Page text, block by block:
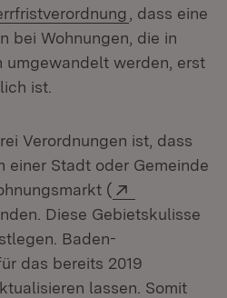
(Öffnet in
, dass eine
bei Wohnungen, die in
umgewandelt werden, erst
ist.
Verordnungen ist, dass
einer Stadt oder Gemeinde
(
in neuem Fenster)
Diese Gebietskulisse
Baden-
das bereits 2019
lassen. Somit